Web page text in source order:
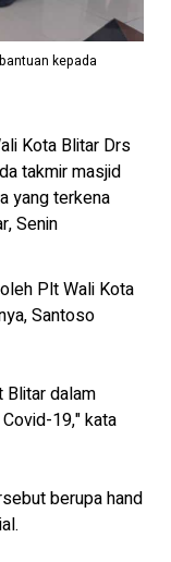
kepada
Kota Blitar Drs
takmir masjid
yang terkena
Senin
Plt Wali Kota
Santoso
Blitar dalam
19," kata
berupa hand